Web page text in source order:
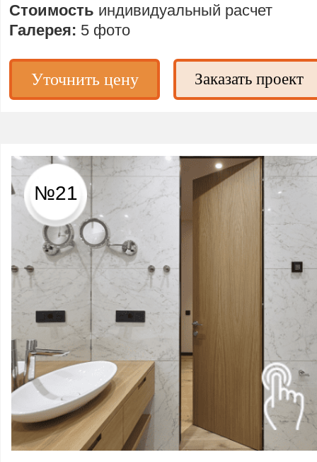
№21
Стоимость индивидуальный расчет
Галерея: 5 фото
Уточнить цену Заказать проект